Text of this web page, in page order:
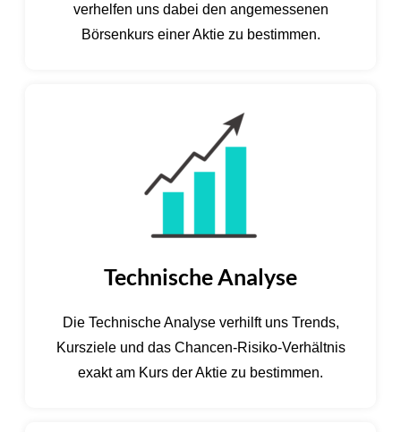
verhelfen uns dabei den angemessenen
Börsenkurs einer Aktie zu bestimmen.
Technische Analyse
Die Technische Analyse verhilft uns Trends,
Kursziele und das Chancen-Risiko-Verhältnis
exakt am Kurs der Aktie zu bestimmen.